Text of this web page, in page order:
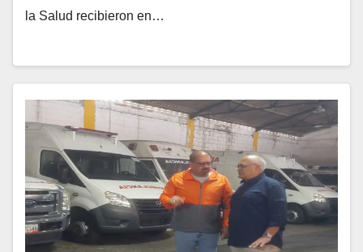
la Salud recibieron en…